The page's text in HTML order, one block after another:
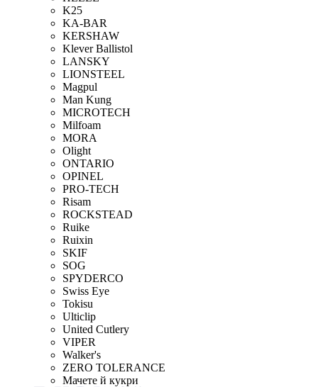
K25
KA-BAR
KERSHAW
Klever Ballistol
LANSKY
LIONSTEEL
Magpul
Man Kung
MICROTECH
Milfoam
MORA
Olight
ONTARIO
OPINEL
PRO-TECH
Risam
ROCKSTEAD
Ruike
Ruixin
SKIF
SOG
SPYDERCO
Swiss Eye
Tokisu
Ulticlip
United Cutlery
VIPER
Walker's
ZERO TOLERANCE
Мачете й кукри